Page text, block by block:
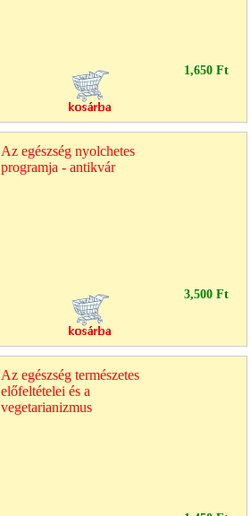
1,650 Ft
Az egészség nyolchetes
programja - antikvár
3,500 Ft
Az egészség természetes
előfeltételei és a
vegetarianizmus